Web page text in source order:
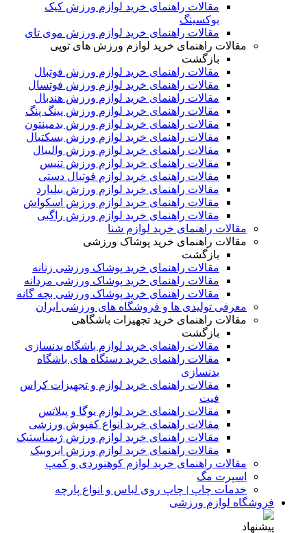
مقالات راهنمای خرید لوازم ورزش کیک
بوکسینگ
مقالات راهنمای خرید لوازم ورزش موی تای
مقالات راهنمای خرید لوازم ورزش های توپی
بازگشت
مقالات راهنمای خرید لوازم ورزش فوتبال
مقالات راهنمای خرید لوازم ورزش فوتسال
مقالات راهنمای خرید لوازم ورزش هندبال
مقالات راهنمای خرید لوازم ورزش پینگ پنگ
مقالات راهنمای خرید لوازم ورزش بدمینتون
مقالات راهنمای خرید لوازم ورزش بسکتبال
مقالات راهنمای خرید لوازم ورزش والیبال
مقالات راهنمای خرید لوازم ورزش تنیس
مقالات راهنمای خرید لوازم فوتبال دستی
مقالات راهنمای خرید لوازم ورزش بیلیارد
مقالات راهنمای خرید لوازم ورزش اسکواش
مقالات راهنمای خرید لوازم ورزش راگبی
مقالات راهنمای خرید لوازم شنا
مقالات راهنمای خرید پوشاک ورزشی
بازگشت
مقالات راهنمای خرید پوشاک ورزشی زنانه
مقالات راهنمای خرید پوشاک ورزشی مردانه
مقالات راهنمای خرید پوشاک ورزشی بچه گانه
معرفی تولیدی ها و فروشگاه های ورزشی ایران
مقالات راهنمای خرید تجهیزات باشگاهی
بازگشت
مقالات راهنمای خرید لوازم باشگاه بدنسازی
مقالات راهنمای خرید دستگاه های باشگاه
بدنسازی
مقالات راهنمای خرید لوازم و تجهیزات کراس
فیت
مقالات راهنمای خرید لوازم یوگا و پیلاتس
مقالات راهنمای خرید انواع کفپوش ورزشی
مقالات راهنمای خرید لوازم ورزش ژیمناستیک
مقالات راهنمای خرید لوازم ورزش ایروبیک
مقالات راهنمای خرید لوازم کوهنوردی و کمپ
اسپرت مگ
خدمات چاپ | چاپ روی لباس و انواع پارچه
فروشگاه لوازم ورزشی